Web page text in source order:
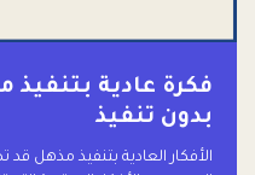
فكرة عادية
بدون تنفيذ
الأفكار العادية بتنفيذ مذهل